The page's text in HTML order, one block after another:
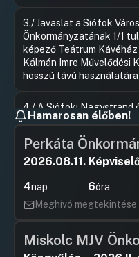
3./ Javaslat a Siófok Város
Önkormányzatának 1/1
képező Teátrum
Kálmán Imre Művelődési
hosszú távú használatára
4./ A Siófoki Nagystrand
attrakcióinak pénzügyi
Hozzászólások
6./ Beszámoló a
felügyelőbizottsági
Hozzászólások
felügyelőbizottságának
Hozzászólások
8./ Beszámoló a
felügyelőbizottságának
Hamarosan élőben!
Perkáta
2026.08.11.
4nap 6óra
Meghívó megtekintése
Miskolc MJV